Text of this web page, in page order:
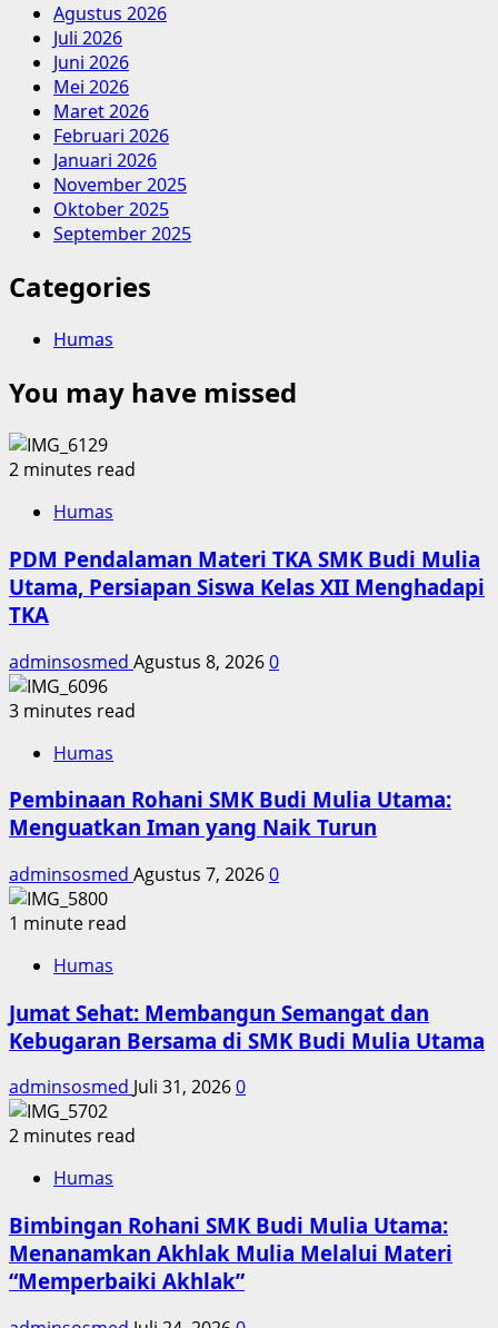
Agustus 2026
Juli 2026
Juni 2026
Mei 2026
Maret 2026
Februari 2026
Januari 2026
November 2025
Oktober 2025
September 2025
Categories
Humas
You may have missed
2 minutes read
Humas
PDM Pendalaman Materi TKA SMK Budi Mulia
Utama, Persiapan Siswa Kelas XII Menghadapi
TKA
adminsosmed Agustus 8, 20260
3 minutes read
Humas
Pembinaan Rohani SMK Budi Mulia Utama:
Menguatkan Iman yang Naik Turun
adminsosmed Agustus 7, 20260
1 minute read
Humas
Jumat Sehat: Membangun Semangat dan
Kebugaran Bersama di SMK Budi Mulia Utama
adminsosmed Juli 31, 20260
2 minutes read
Humas
Bimbingan Rohani SMK Budi Mulia Utama:
Menanamkan Akhlak Mulia Melalui Materi
“Memperbaiki Akhlak”